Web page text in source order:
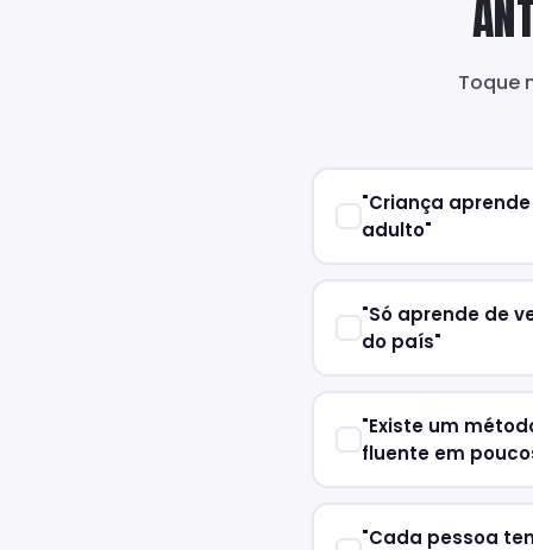
Toque
"Criança
adulto"
"Só aprende de
do país"
"Existe um
fluente em
"Cada pessoa